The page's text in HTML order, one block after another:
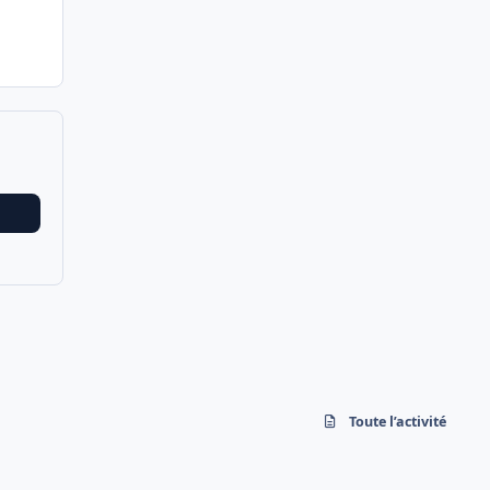
Toute l’activité